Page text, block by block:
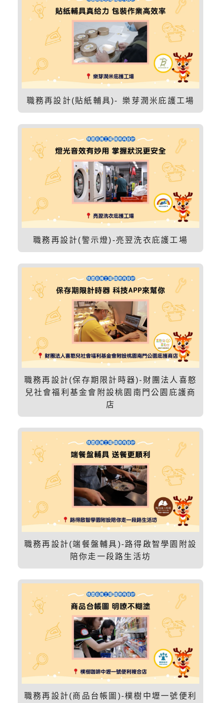
職務再設計(貼紙輔具)- 樂芽潤米庇護工場
職務再設計(警示燈)-亮翌洗衣庇護工場
職務再設計(保存期限計時器)-財團法人喜憨
兒社會福利基金會附設桃園南門公園庇護商
店
職務再設計(端餐盤輔具)-路得啟智學園附設
陪你走一段路生活坊
職務再設計(商品台帳圖)-樸樹中壢一號便利